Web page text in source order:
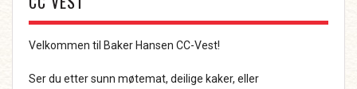
Velkommen til Baker Hansen CC-Vest!
Ser du etter sunn møtemat, deilige kaker, eller